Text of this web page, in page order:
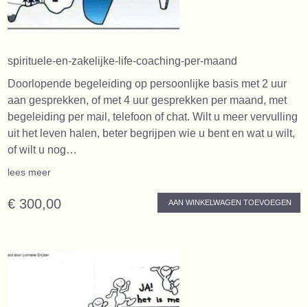
spirituele-en-zakelijke-life-coaching-per-maand
Doorlopende begeleiding op persoonlijke basis met 2 uur
aan gesprekken, of met 4 uur gesprekken per maand, met
begeleiding per mail, telefoon of chat. Wilt u meer vervulling
uit het leven halen, beter begrijpen wie u bent en wat u wilt,
of wilt u nog…
lees meer
€ 300,00 AAN WINKELWAGEN TOEVOEGEN